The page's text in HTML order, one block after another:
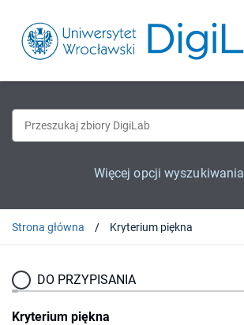
Więcej opcji wyszukiwania
Strona główna Kryterium piękna
DO PRZYPISANIA
Kryterium piękna